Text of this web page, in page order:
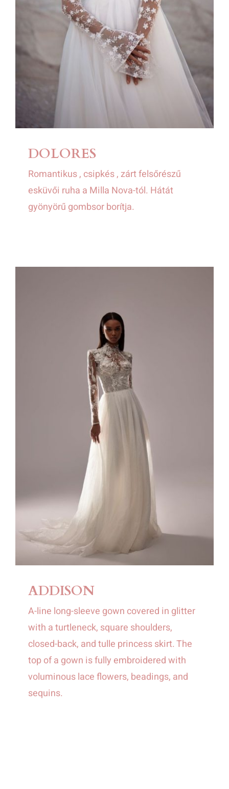
DOLORES
Romantikus , csipkés , zárt felsőrészű
esküvői ruha a Milla Nova-tól. Hátát
gyönyörű gombsor borítja.
ADDISON
A-line long-sleeve gown covered in glitter
with a turtleneck, square shoulders,
closed-back, and tulle princess skirt. The
top of a gown is fully embroidered with
voluminous lace flowers, beadings, and
sequins.